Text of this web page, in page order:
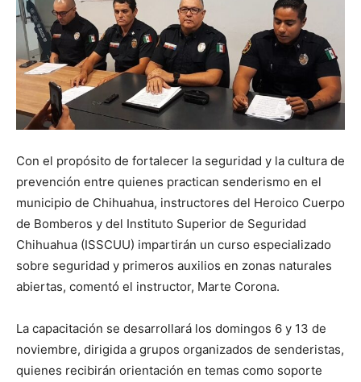
Con el propósito de fortalecer la seguridad y la cultura de
prevención entre quienes practican senderismo en el
municipio de Chihuahua, instructores del Heroico Cuerpo
de Bomberos y del Instituto Superior de Seguridad
Chihuahua (ISSCUU) impartirán un curso especializado
sobre seguridad y primeros auxilios en zonas naturales
abiertas, comentó el instructor, Marte Corona.
La capacitación se desarrollará los domingos 6 y 13 de
noviembre, dirigida a grupos organizados de senderistas,
quienes recibirán orientación en temas como soporte